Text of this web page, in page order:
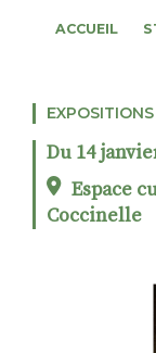
ACCUEIL
EXPOSITIONS
Du 14
Espace
Coccinelle